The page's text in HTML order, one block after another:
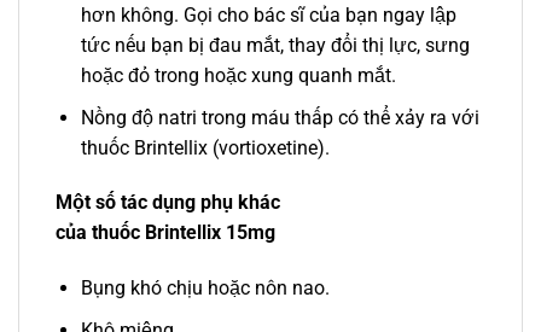
hơn không. Gọi cho bác sĩ của bạn ngay lập
tức nếu bạn bị đau mắt, thay đổi thị lực, sưng
hoặc đỏ trong hoặc xung quanh mắt.
Nồng độ natri trong máu thấp có thể xảy ra với
thuốc Brintellix (vortioxetine).
Một số tác dụng phụ khác
của thuốc Brintellix 15mg
Bụng khó chịu hoặc nôn nao.